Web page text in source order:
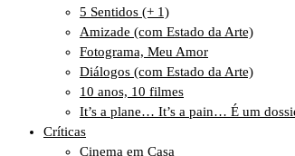
5 Sentidos (+ 1)
Amizade (com Estado da Arte)
Fotograma, Meu Amor
Diálogos (com Estado da Arte)
10 anos, 10 filmes
It’s a plane… It’s a pain… É um
Críticas
Cinema em Casa